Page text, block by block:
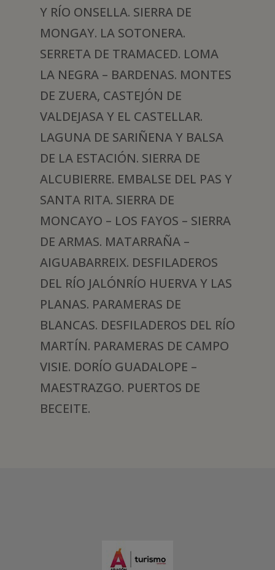
Y RÍO ONSELLA. SIERRA DE
MONGAY. LA SOTONERA.
SERRETA DE TRAMACED. LOMA
LA NEGRA – BARDENAS. MONTES
DE ZUERA, CASTEJÓN DE
VALDEJASA Y EL CASTELLAR.
LAGUNA DE SARIÑENA Y BALSA
DE LA ESTACIÓN. SIERRA DE
ALCUBIERRE. EMBALSE DEL PAS Y
SANTA RITA. SIERRA DE
MONCAYO – LOS FAYOS – SIERRA
DE ARMAS. MATARRAÑA –
AIGUABARREIX. DESFILADEROS
DEL RÍO JALÓNRÍO HUERVA Y LAS
PLANAS. PARAMERAS DE
BLANCAS. DESFILADEROS DEL RÍO
MARTÍN. PARAMERAS DE CAMPO
VISIE. DORÍO GUADALOPE –
MAESTRAZGO. PUERTOS DE
BECEITE.